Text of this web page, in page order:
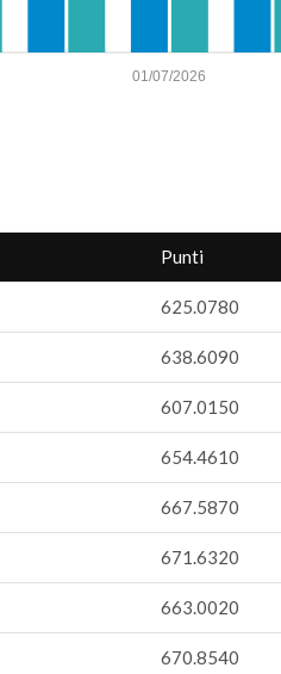
01/07/2026
Punti
625.0780
638.6090
607.0150
654.4610
667.5870
671.6320
663.0020
670.8540